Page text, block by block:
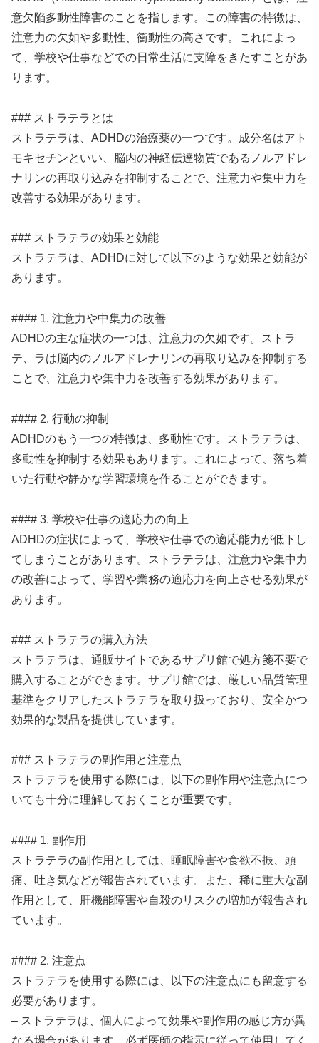
意欠陥多動性障害のことを指します。この障害の特徴は、
注意力の欠如や多動性、衝動性の高さです。これによっ
て、学校や仕事などでの日常生活に支障をきたすことがあ
ります。
### ストラテラとは
ストラテラは、ADHDの治療薬の一つです。成分名はアト
モキセチンといい、脳内の神経伝達物質であるノルアドレ
ナリンの再取り込みを抑制することで、注意力や集中力を
改善する効果があります。
### ストラテラの効果と効能
ストラテラは、ADHDに対して以下のような効果と効能が
あります。
#### 1. 注意力や中集力の改善
ADHDの主な症状の一つは、注意力の欠如です。ストラ
テ、ラは脳内のノルアドレナリンの再取り込みを抑制する
ことで、注意力や集中力を改善する効果があります。
#### 2. 行動の抑制
ADHDのもう一つの特徴は、多動性です。ストラテラは、
多動性を抑制する効果もあります。これによって、落ち着
いた行動や静かな学習環境を作ることができます。
#### 3. 学校や仕事の適応力の向上
ADHDの症状によって、学校や仕事での適応能力が低下し
てしまうことがあります。ストラテラは、注意力や集中力
の改善によって、学習や業務の適応力を向上させる効果が
あります。
### ストラテラの購入方法
ストラテラは、通販サイトであるサプリ館で処方箋不要で
購入することができます。サプリ館では、厳しい品質管理
基準をクリアしたストラテラを取り扱っており、安全かつ
効果的な製品を提供しています。
### ストラテラの副作用と注意点
ストラテラを使用する際には、以下の副作用や注意点につ
いても十分に理解しておくことが重要です。
#### 1. 副作用
ストラテラの副作用としては、睡眠障害や食欲不振、頭
痛、吐き気などが報告されています。また、稀に重大な副
作用として、肝機能障害や自殺のリスクの増加が報告され
ています。
#### 2. 注意点
ストラテラを使用する際には、以下の注意点にも留意する
必要があります。
– ストラテラは、個人によって効果や副作用の感じ方が異
なる場合があります。必ず医師の指示に従って使用してく